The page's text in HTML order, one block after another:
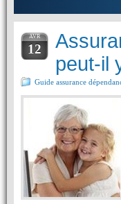
AVR
12
peut-il
Guide assurance